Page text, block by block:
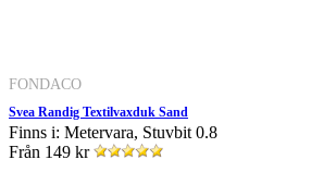
FONDACO
Svea Randig Textilvaxduk Sand
Finns i: Metervara, Stuvbit 0.8
Från 149 kr